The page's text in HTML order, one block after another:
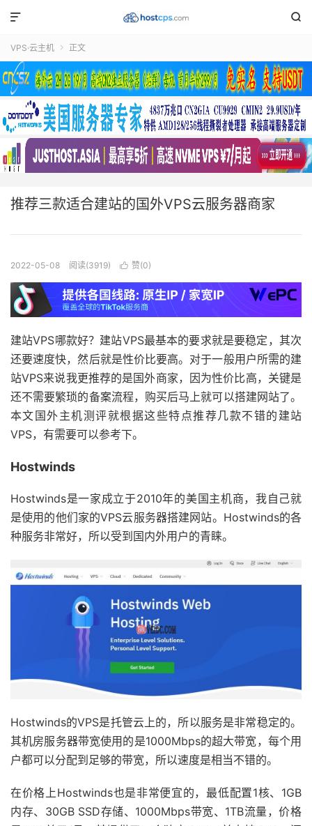


VPS·云主机  正文
推荐三款适合建站的国外VPS云服务器商家
2022-05-08 阅读(3919)  赞(0)
建站VPS哪款好？建站VPS最基本的要求就是要稳定，其次
还要速度快，然后就是性价比要高。对于一般用户所需的建
站VPS来说我更推荐的是国外商家，因为性价比高，关键是
还不需要繁琐的备案流程，购买后马上就可以搭建网站了。
本文国外主机测评就根据这些特点推荐几款不错的建站
VPS，有需要可以参考下。
Hostwinds
Hostwinds是一家成立于2010年的美国主机商，我自己就
是使用的他们家的VPS云服务器搭建网站。Hostwinds的各
种服务非常好，所以受到国内外用户的青睐。
Hostwinds的VPS是托管云上的，所以服务是非常稳定的。
其机房服务器带宽使用的是1000Mbps的超大带宽，每个用
户都可以分配到足够的带宽，所以速度是相当不错的。
在价格上Hostwinds也是非常便宜的，最低配置1核、1GB
内存、30GB SSD存储、1000Mbps带宽、1TB流量，价格